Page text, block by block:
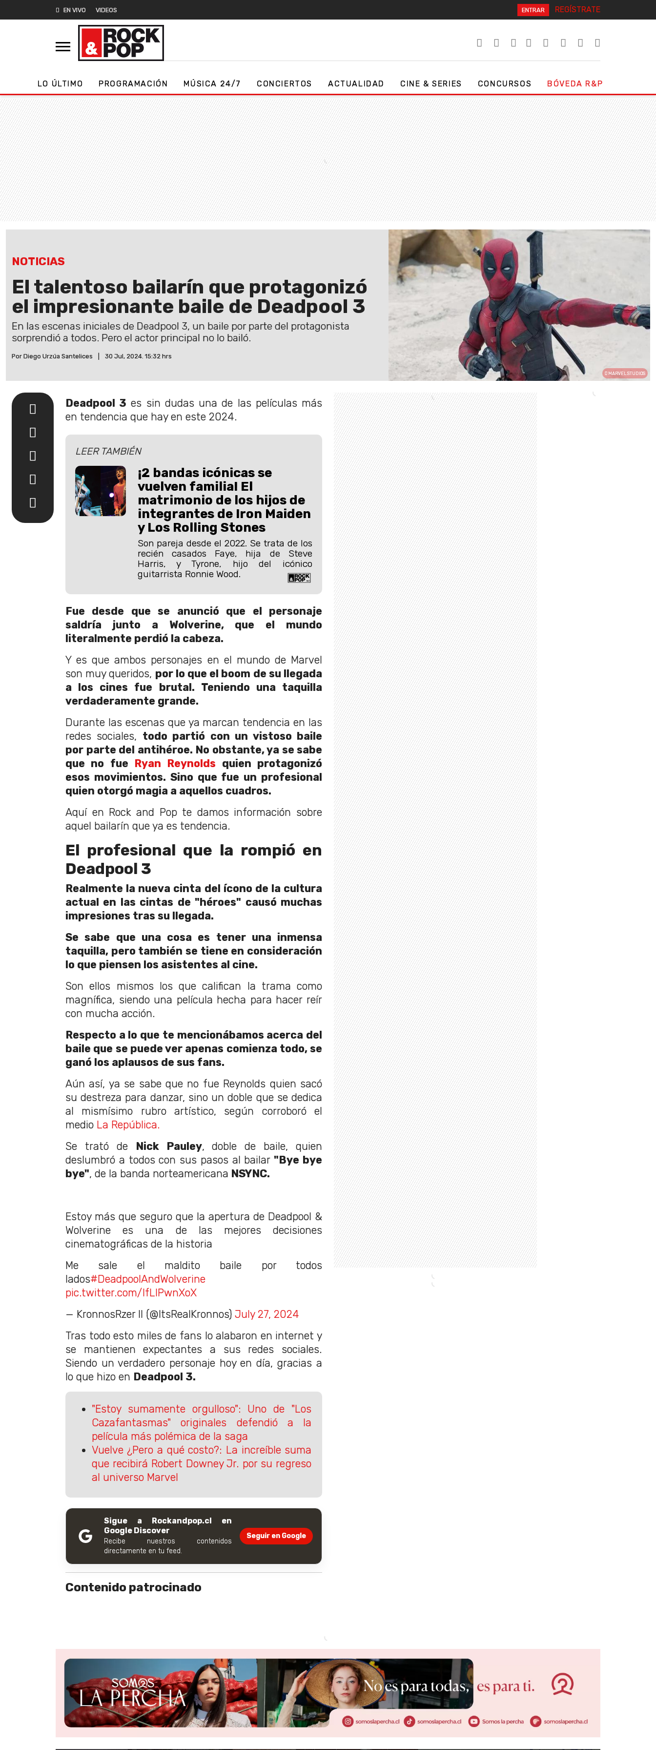
EN VIVO VIDEOS ENTRAR REGÍSTRATE
LO ÚLTIMO PROGRAMACIÓN MÚSICA 24/7 CONCIERTOS ACTUALIDAD CINE & SERIES CONCURSOS BÓVEDA R&P
NOTICIAS
El talentoso bailarín que protagonizó
el impresionante baile de Deadpool 3
En las escenas iniciales de Deadpool 3, un baile por parte del protagonista
sorprendió a todos. Pero el actor principal no lo bailó.
Por Diego Urzúa Santelices 30 Jul, 2024. 15:32 hrs
MARVEL STUDIOS
Deadpool 3 es sin dudas una de las películas más
en tendencia que hay en este 2024.
LEER TAMBIÉN
¡2 bandas icónicas se
vuelven familia! El
matrimonio de los hijos de
integrantes de Iron Maiden
y Los Rolling Stones
Son pareja desde el 2022. Se trata de los
recién casados Faye, hija de Steve
Harris, y Tyrone, hijo del icónico
guitarrista Ronnie Wood.
Fue desde que se anunció que el personaje
saldría junto a Wolverine, que el mundo
literalmente perdió la cabeza.
Y es que ambos personajes en el mundo de Marvel
son muy queridos, por lo que el boom de su llegada
a los cines fue brutal. Teniendo una taquilla
verdaderamente grande.
Durante las escenas que ya marcan tendencia en las
redes sociales, todo partió con un vistoso baile
por parte del antihéroe. No obstante, ya se sabe
que no fue Ryan Reynolds quien protagonizó
esos movimientos. Sino que fue un profesional
quien otorgó magia a aquellos cuadros.
Aquí en Rock and Pop te damos información sobre
aquel bailarín que ya es tendencia.
El profesional que la rompió en
Deadpool 3
Realmente la nueva cinta del ícono de la cultura
actual en las cintas de "héroes" causó muchas
impresiones tras su llegada.
Se sabe que una cosa es tener una inmensa
taquilla, pero también se tiene en consideración
lo que piensen los asistentes al cine.
Son ellos mismos los que califican la trama como
magnífica, siendo una película hecha para hacer reír
con mucha acción.
Respecto a lo que te mencionábamos acerca del
baile que se puede ver apenas comienza todo, se
ganó los aplausos de sus fans.
Aún así, ya se sabe que no fue Reynolds quien sacó
su destreza para danzar, sino un doble que se dedica
al mismísimo rubro artístico, según corroboró el
medio La República.
Se trató de Nick Pauley, doble de baile, quien
deslumbró a todos con sus pasos al bailar"Bye bye
bye", de la banda norteamericana NSYNC.
Estoy más que seguro que la apertura de Deadpool &
Wolverine es una de las mejores decisiones
cinematográficas de la historia
Me sale el maldito baile por todos
lados#DeadpoolAndWolverine
pic.twitter.com/IfLlPwnXoX
— KronnosRzer II (@ItsRealKronnos) July 27, 2024
Tras todo esto miles de fans lo alabaron en internet y
se mantienen expectantes a sus redes sociales.
Siendo un verdadero personaje hoy en día, gracias a
lo que hizo en Deadpool 3.
"Estoy sumamente orgulloso": Uno de "Los
Cazafantasmas" originales defendió a la
película más polémica de la saga
Vuelve ¿Pero a qué costo?: La increíble suma
que recibirá Robert Downey Jr. por su regreso
al universo Marvel
Sigue a Rockandpop.cl en
Google Discover
Recibe nuestros contenidos
directamente en tu feed.
Seguir en Google
Contenido patrocinado